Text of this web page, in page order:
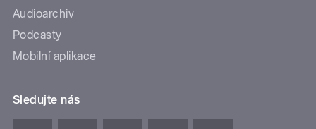
Audioarchiv
Podcasty
Mobilní aplikace
Sledujte nás